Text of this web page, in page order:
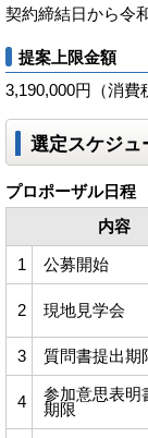
契約締結日から令
提案上限金額
3,190,000円（消費
選定スケジュ
プロポーザル日程
内容
1 公募開始
2 現地見学会
3 質問書提出期
4
参加意思表明
期限